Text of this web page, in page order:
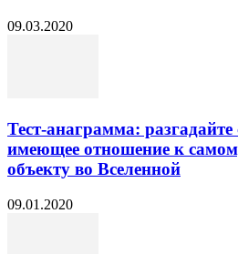
09.03.2020
Тест-анаграмма: разгадайте
имеющее отношение к
объекту во Вселенной
09.01.2020